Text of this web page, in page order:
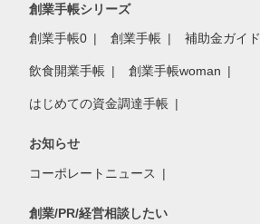
創業手帳シリーズ
創業手帳0 創業手帳 補助金ガイド
飲食開業手帳 創業手帳woman
はじめての資金調達手帳
お知らせ
コーポレートニュース
創業/PR/経営相談したい